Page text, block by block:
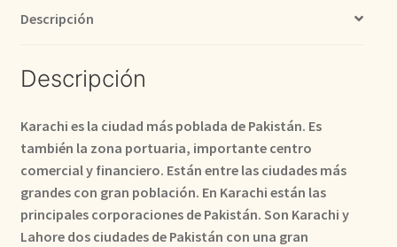
Descripción
Descripción
Karachi es la ciudad más poblada de Pakistán. Es
también la zona portuaria, importante centro
comercial y financiero. Están entre las ciudades más
grandes con gran población. En Karachi están las
principales corporaciones de Pakistán. Son Karachi y
Lahore dos ciudades de Pakistán con una gran